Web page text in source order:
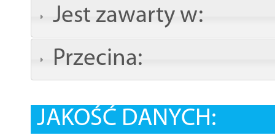
Jest zawarty w:
Przecina:
JAKOŚĆ DANYCH: